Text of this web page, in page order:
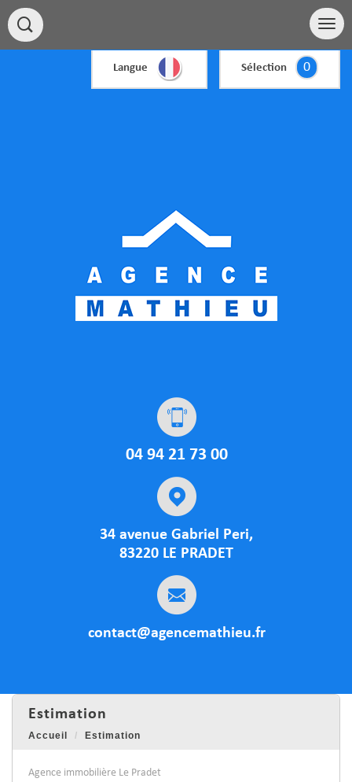
Langue Sélection 0
04 94 21 73 00
34 avenue Gabriel Peri,
83220 LE PRADET
contact@agencemathieu.fr
estimation
Accueil Estimation
Agence immobilière Le Pradet